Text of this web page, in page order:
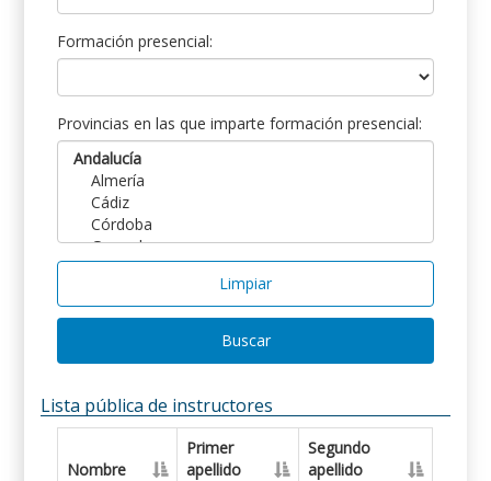
Formación presencial:
Provincias en las que imparte formación presencial:
Limpiar
Buscar
Lista pública de instructores
Nombre
Primer
apellido
Segundo
apellido